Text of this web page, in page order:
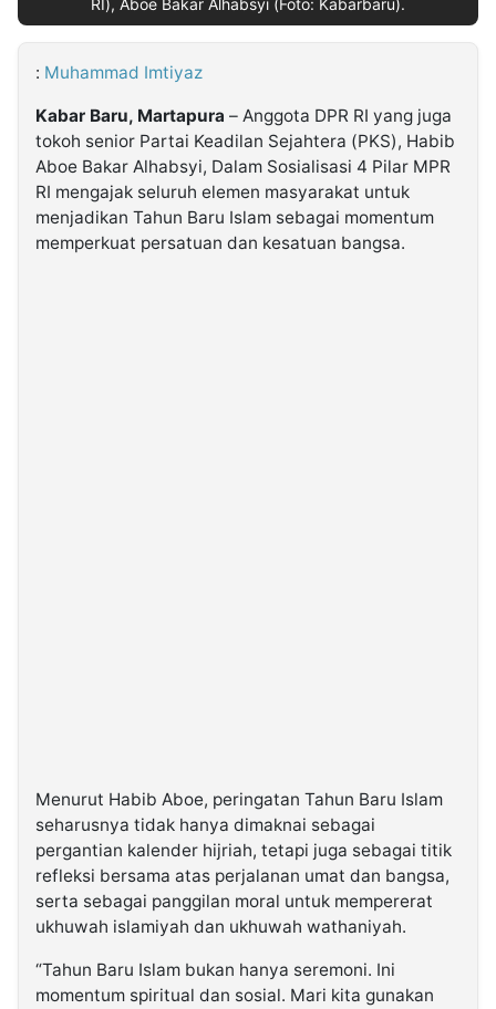
Kabarbaru.co
2026
RI), Aboe Bakar Alhabsyi (Foto: Kabarbaru).
: Muhammad Imtiyaz
Kabar Baru, Martapura – Anggota DPR RI yang juga
tokoh senior Partai Keadilan Sejahtera (PKS), Habib
Aboe Bakar Alhabsyi, Dalam Sosialisasi 4 Pilar MPR
RI mengajak seluruh elemen masyarakat untuk
menjadikan Tahun Baru Islam sebagai momentum
memperkuat persatuan dan kesatuan bangsa.
Menurut Habib Aboe, peringatan Tahun Baru Islam
seharusnya tidak hanya dimaknai sebagai
pergantian kalender hijriah, tetapi juga sebagai titik
refleksi bersama atas perjalanan umat dan bangsa,
serta sebagai panggilan moral untuk mempererat
ukhuwah islamiyah dan ukhuwah wathaniyah.
“Tahun Baru Islam bukan hanya seremoni. Ini
momentum spiritual dan sosial. Mari kita gunakan